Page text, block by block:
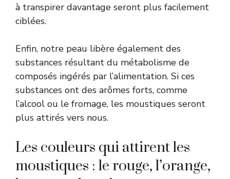
à transpirer davantage seront plus facilement
ciblées.
Enfin, notre peau libère également des
substances résultant du métabolisme de
composés ingérés par l’alimentation. Si ces
substances ont des arômes forts, comme
l’alcool ou le fromage, les moustiques seront
plus attirés vers nous.
Les couleurs qui attirent les
moustiques : le rouge, l’orange,